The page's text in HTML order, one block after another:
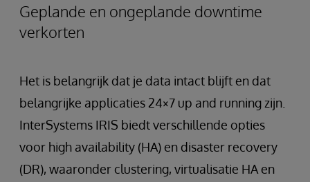
Geplande en ongeplande downtime
verkorten
Het is belangrijk dat je data intact blijft en dat
belangrijke applicaties 24×7 up and running zijn.
InterSystems IRIS biedt verschillende opties
voor high availability (HA) en disaster recovery
(DR), waaronder clustering, virtualisatie HA en